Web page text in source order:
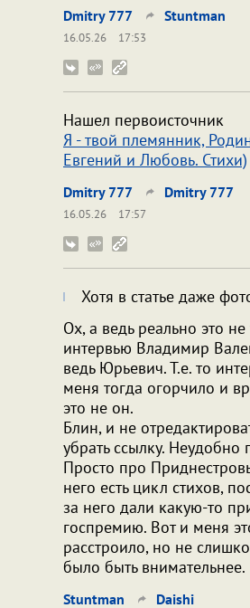
Dmitry 777 Stuntman
16.05.26
17:53
Нашел первоисточник
Я - твой племянник,
Евгений и Любовь. Стихи)
Dmitry 777 Dmitry 777
16.05.26
17:57
Хотя в статье даже
Ох, а ведь реально это не
интервью Владимир
ведь Юрьевич. Т.е. то
меня тогда огорчило и
это не он.
Блин, и не
убрать ссылку. Неудобно
Просто про
него есть цикл стихов,
за него дали какую-то
госпремию. Вот и меня
расстроило, но не
было быть внимательнее.
Stuntman Daishi